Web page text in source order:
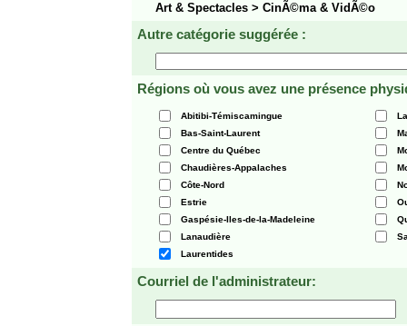
Art & Spectacles > CinÃ©ma & VidÃ©o
Autre catégorie suggérée :
Régions où vous avez une présence
Abitibi-Témiscamingue
Bas-Saint-Laurent
Centre du Québec
Chaudières-Appalaches
Côte-Nord
Estrie
Gaspésie-Iles-de-la-Madeleine
Lanaudière
Laurentides
Courriel de l'administrateur: